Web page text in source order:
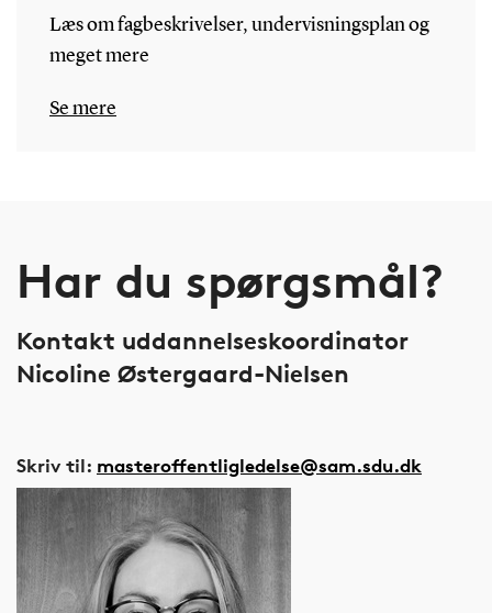
Læs om fagbeskrivelser, undervisningsplan og
meget mere
Se mere
Har du spørgsmål?
Kontakt uddannelseskoordinator
Nicoline Østergaard-Nielsen
Skriv til: masteroffentligledelse@sam.sdu.dk